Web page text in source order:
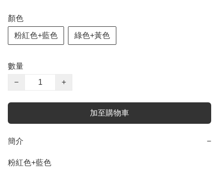
顏色
粉紅色+藍色 綠色+黃色
數量
−
+
加至購物車
簡介 −
粉紅色+藍色